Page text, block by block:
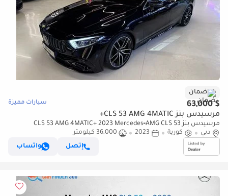
ضمان
$ 63,000 سيارات مميزة
مرسيدس بنز CLS 53 AMG 4MATIC+
مرسيدس بنز CLS 53 AMG 4MATIC+ 2023 Mercedes‑AMG CLS 53
4MATIC+ - Carbon interior and Exterior - Warranty up on request
دبي كورية 2023
36,000 كيلومتر
إتصل
واتساب